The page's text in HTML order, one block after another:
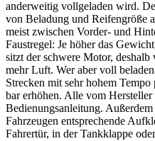
anderweitig vollgeladen wird.
von Beladung und Reifengröße
meist zwischen Vorder- und
Faustregel: Je höher das
sitzt der schwere Motor,
mehr Luft. Wer aber voll
Strecken mit sehr hohem
bar erhöhen. Alle vom
Bedienungsanleitung.
Fahrzeugen entsprechende
Fahrertür, in der Tankklappe